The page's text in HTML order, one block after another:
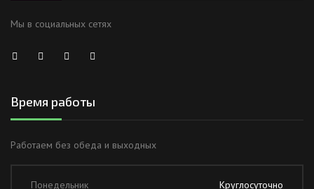
Мы в социальных сетях
Время работы
Работаем без обеда и выходных
Понедельник
Круглосуточно